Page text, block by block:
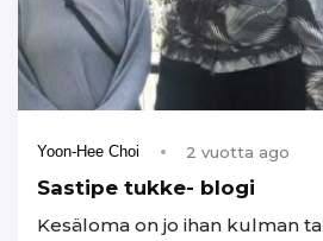
Yoon-Hee Choi 2 vuotta ago
Sastipe tukke- blogi
Kesäloma on jo ihan kulman